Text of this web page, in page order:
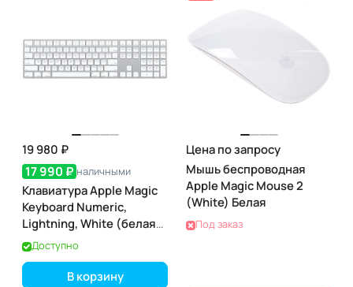
19 980 ₽
17 990 ₽ наличными
Клавиатура Apple Magic
Keyboard Numeric,
Lightning, White (белая)
(MQ052)
Доступно
В корзину
Цена по запросу
Мышь беспроводная
Apple Magic Mouse 2
(White) Белая
Под заказ